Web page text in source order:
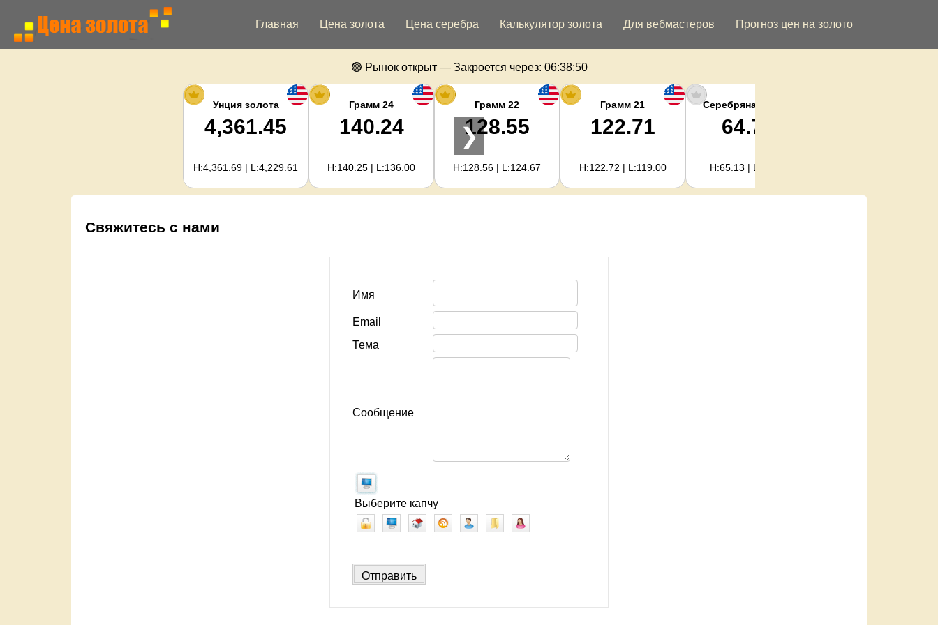
Главная Цена золота Цена серебра Калькулятор золота Для вебмастеров Прогноз цен на золото
🟢 Рынок открыт — Закроется через: 06:38:50
Унция золота
4,361.45
H:4,361.69 | L:4,229.61
Грамм 24
140.24
H:140.25 | L:136.00
Грамм 22
128.55
H:128.56 | L:124.67
Грамм 21
122.71
H:122.72 | L:119.00
Серебряная унция
64.78
H:65.13 | L:61.15
❯
Свяжитесь с нами
Имя
Email
Тема
Сообщение
Выберите капчу